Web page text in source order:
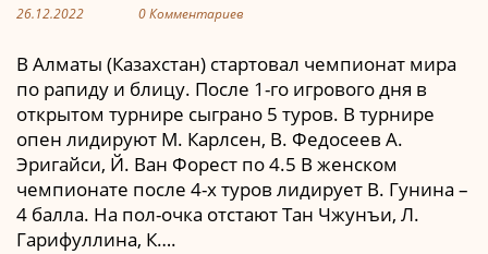
26.12.2022 0 Комментариев
В Алматы (Казахстан) стартовал чемпионат мира
по рапиду и блицу. После 1-го игрового дня в
открытом турнире сыграно 5 туров. В турнире
опен лидируют М. Карлсен, В. Федосеев А.
Эригайси, Й. Ван Форест по 4.5 В женском
чемпионате после 4-х туров лидирует В. Гунина –
4 балла. На пол-очка отстают Тан Чжунъи, Л.
Гарифуллина, К….